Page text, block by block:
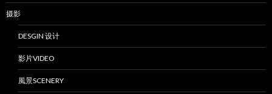
摄影
DESGIN 设计
影片VIDEO
風景SCENERY